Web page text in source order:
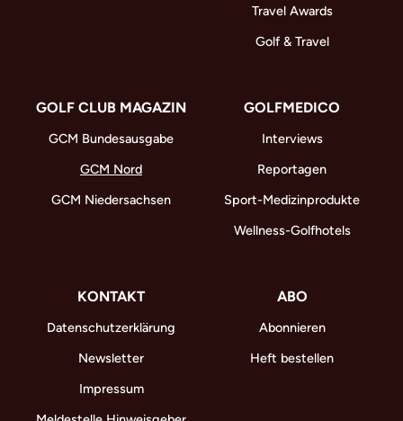
Travel Awards
Golf & Travel
GOLF CLUB MAGAZIN
GCM Bundesausgabe
GCM Nord
GCM Niedersachsen
GOLFMEDICO
Interviews
Reportagen
Sport-Medizinprodukte
Wellness-Golfhotels
KONTAKT
Datenschutzerklärung
Newsletter
Impressum
ABO
Abonnieren
Heft bestellen